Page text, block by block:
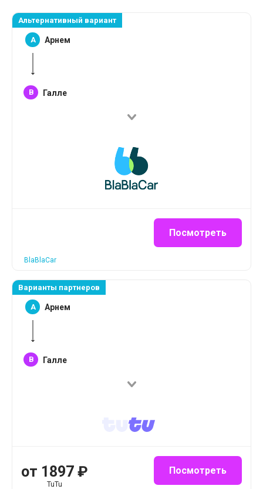
Альтернативный вариант
A Арнем
B Галле
Посмотреть
BlaBlaCar
Варианты партнеров
A Арнем
B Галле
от 1897 ₽
TuTu
Посмотреть